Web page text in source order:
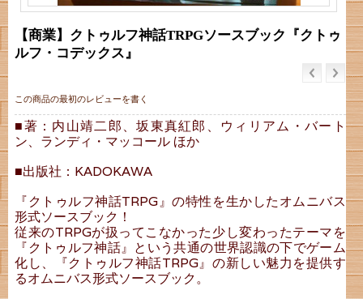
【商業】クトゥルフ神話TRPGソースブック『クトゥ
ルフ・コデックス』
この商品の最初のレビューを書く
■著：内山靖二郎、坂東真紅郎、ウィリアム・バート
ン、ランディ・マッコール ほか
■出版社：KADOKAWA
『クトゥルフ神話TRPG』の特性を生かしたオムニバス
形式ソースブック！
従来のTRPGが扱ってこなかった少し変わったテーマを
『クトゥルフ神話』という共通の世界認識の下でゲーム
化し、『クトゥルフ神話TRPG』の新しい魅力を提供す
るオムニバス形式ソースブック。